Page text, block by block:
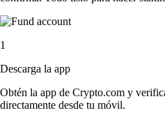
1
Descarga la app
Obtén la app de Crypto.com y
directamente desde tu móvil.